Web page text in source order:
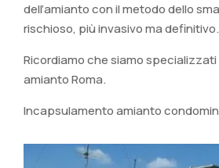
dell’amianto con il metodo dello
rischioso, più invasivo ma definitivo.
Ricordiamo che siamo
amianto Roma.
Incapsulamento amianto